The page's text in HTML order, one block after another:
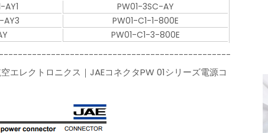
AY1
PW01-3SC-AY
AY3
PW01-C1-1-800E
PW01-C1-3-800E
ロニクス｜JAEコネクタPW 01シリーズ電源コ